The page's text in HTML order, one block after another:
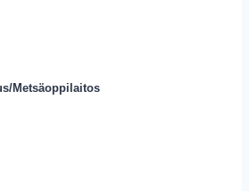
Metsäoppilaitos